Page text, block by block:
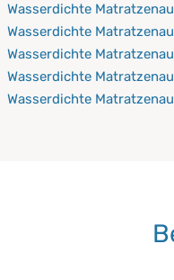
Wasserdichte
Wasserdichte
Wasserdichte
Wasserdichte
Wasserdichte